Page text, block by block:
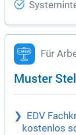
Für
Muster
EDV
kostenlos